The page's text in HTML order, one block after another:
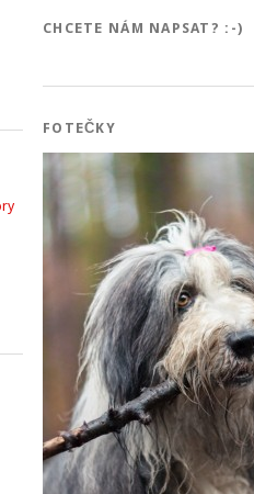
CHCETE NÁM NAPSAT? :-)
FOTEČKY